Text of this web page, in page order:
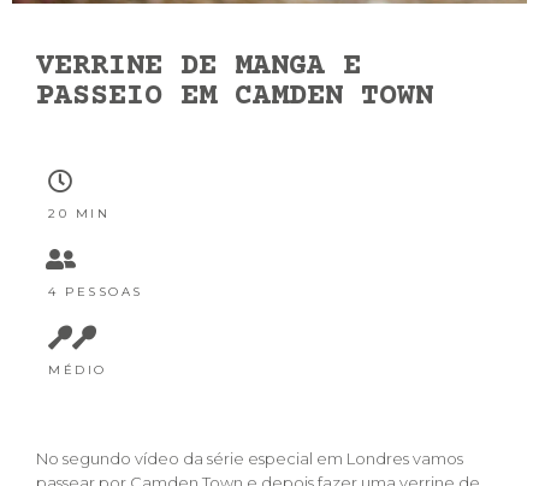
VERRINE DE MANGA E
PASSEIO EM CAMDEN TOWN
20 MIN
4 PESSOAS
MÉDIO
No segundo vídeo da série especial em Londres vamos